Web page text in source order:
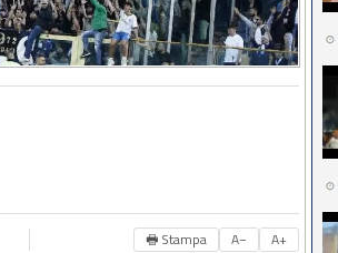
🖶 Stampa A− A+